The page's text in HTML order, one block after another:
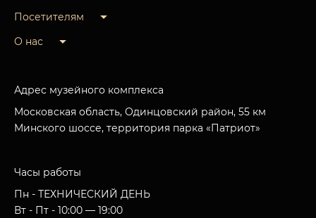
Посетителям
О нас
Адрес музейного комплекса
Московская область, Одинцовский район, 55 км
Минского шоссе, территория парка «Патриот»
Часы работы
Пн - ТЕХНИЧЕСКИЙ ДЕНЬ
Вт - Пт - 10:00 — 19:00